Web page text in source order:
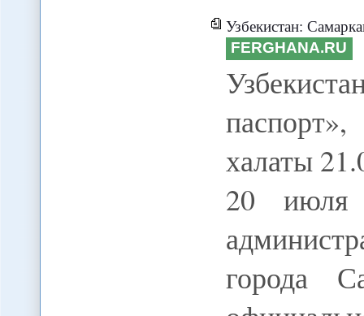
Узбекистан: Самарканду
FERGHANA.RU
халаты
20 июля
города